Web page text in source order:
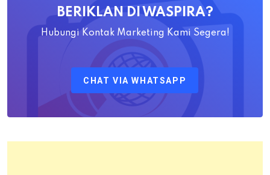
Pertanahan
Kota
BERIKLAN DI WASPIRA?
Hubungi Kontak Marketing Kami Segera!
CHAT VIA WHATSAPP